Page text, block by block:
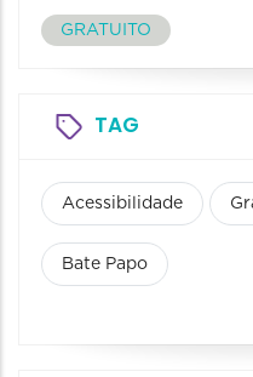
GRATUITO
TAG
Acessibilidade
Bate Papo